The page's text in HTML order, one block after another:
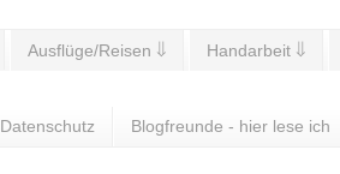
Ausflüge/Reisen ⇓ Handarbeit ⇓
Datenschutz Blogfreunde - hier lese ich